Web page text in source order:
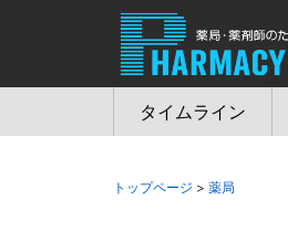
タイムライン
トップページ > 薬局